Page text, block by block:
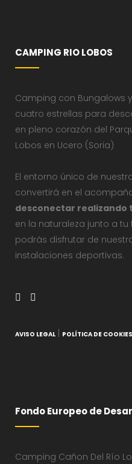
CAMPING RIO LOBOS
Camping con Bungalows
cuatro estrellas para
en pleno corazón del
Lobos en Ucero (Soria)
El entorno único de
convertirá en el
desconectar realizando
en la naturaleza junto a
podrás disfrutar de
instalaciones deportivas.
AVISO LEGAL POLÍTICA DE COOKIES
Fondo Europeo de
Camping Cañon Del Río